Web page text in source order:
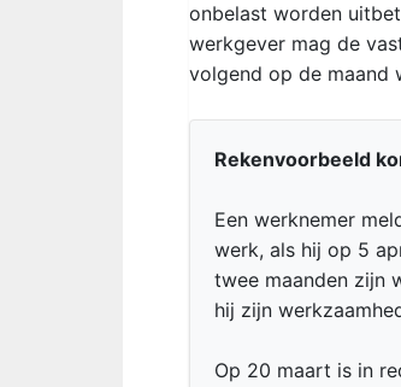
onbelast worden
werkgever mag de
volgend op de maand
Rekenvoorbeeld
Een werknemer
werk, als hij op 5
twee maanden zijn
hij zijn
Op 20 maart is in